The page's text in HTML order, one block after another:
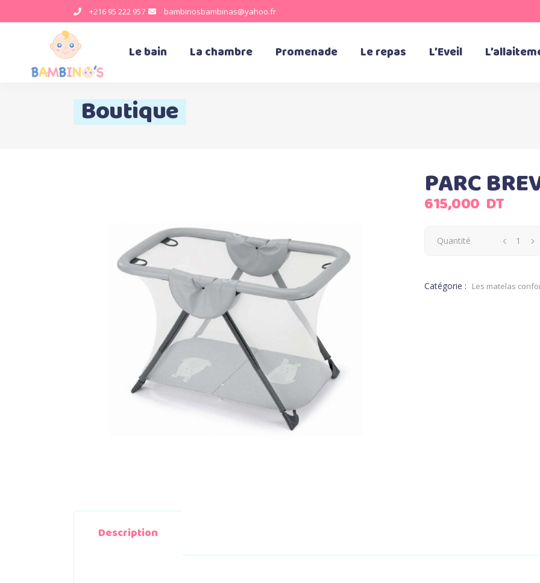
+216 95 222 957 bambinosbambinas@yahoo.fr
Le bain La chambre Promenade Le repas L’Eveil
Boutique
PARC
615,000 DT
Quantité
Catégorie : Les matelas
Description